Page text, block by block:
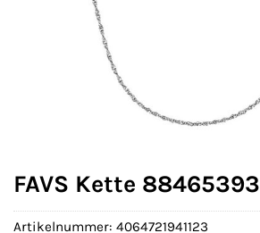
FAVS Kette 88465393
Artikelnummer: 4064721941123